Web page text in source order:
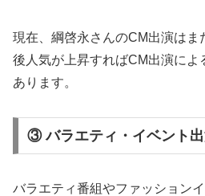
現在、綱啓永さんのCM出演はま
後人気が上昇すればCM出演によ
あります。
③ バラエティ・イベント
バラエティ番組やファッション